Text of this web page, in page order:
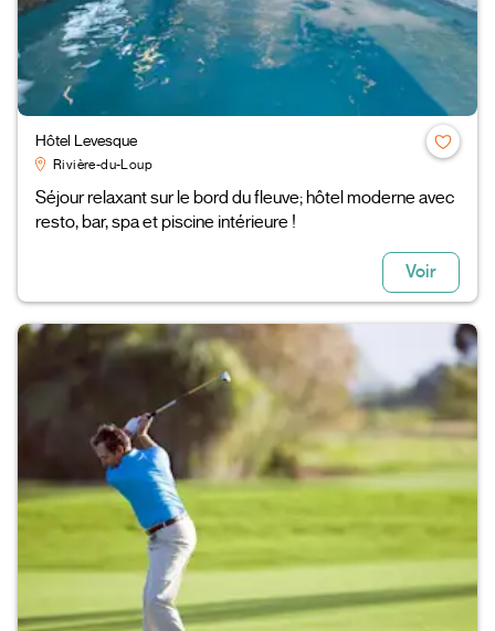
Hôtel Levesque
Rivière-du-Loup
Séjour relaxant sur le bord du fleuve; hôtel moderne avec
resto, bar, spa et piscine intérieure !
Voir